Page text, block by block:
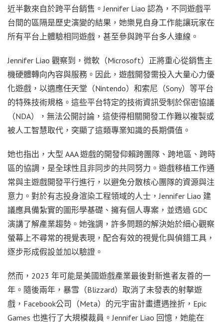
近半數來自於跨平台銷售。Jennifer Liao 認為，不同遊戲平
台間的區隔是歷史演變的結果，她樂見自身工作能讓玩家在
所有平台上體驗相同遊戲，甚至參與跨平台多人連線。
Jennifer Liao 觀察到，微軟（Microsoft）正將重心從銷售主
機硬體轉向內容與服務。因此，遊戲開發需投入大量心力優
化遊戲，以適應任天堂（Nintendo）和索尼（Sony）等平台
的特殊技術規格。這些平台特定的技術資訊受制於保密協議
（NDA），無法公開討論，這使得相關開發工作難以複製或
被人工智慧取代，突顯了這類專業知識的長期價值。
她也指出，大型 AAA 遊戲的開發仰賴跨團隊、跨地區、跨時
區的協調，是全球性且非同步的共同努力。遊戲移植工作通
常與主遊戲開發平行進行，以避免分散核心團隊的資源與注
意力。對於有志投身渲染工程領域的人士，Jennifer Liao 建
議應具備紮實的圖形學基礎、擁有個人專案，並透過 GDC
演講了解產業趨勢。她強調，許多問題的解決始於細心觀察
螢幕上不尋常的視覺表現，配合有效的視覺化與偵錯工具，
逐步形成假設並加以驗證。
然而，2023 年可能是美國遊戲產業最後對新進者友善的一
年。隨後兩年，暴雪（Blizzard）取消了未發表的射擊遊
戲，Facebook公司（Meta）的元宇宙計畫遭遇挫折，Epic
Games 也進行了大規模裁員。Jennifer Liao 回憶，她能在